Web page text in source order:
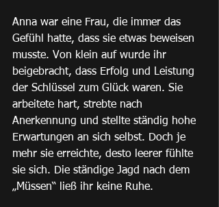
Anna war eine Frau, die immer das
Gefühl hatte, dass sie etwas beweisen
musste. Von klein auf wurde ihr
beigebracht, dass Erfolg und Leistung
der Schlüssel zum Glück waren. Sie
arbeitete hart, strebte nach
Anerkennung und stellte ständig hohe
Erwartungen an sich selbst. Doch je
mehr sie erreichte, desto leerer fühlte
sie sich. Die ständige Jagd nach dem
„Müssen“ ließ ihr keine Ruhe.